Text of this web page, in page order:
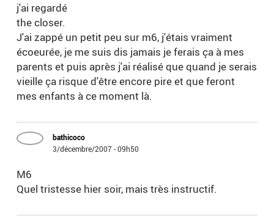
j'ai regardé
the closer.
J'ai zappé un petit peu sur m6, j'étais vraiment
écoeurée, je me suis dis jamais je ferais ça à mes
parents et puis après j'ai réalisé que quand je serais
vieille ça risque d'être encore pire et que feront
mes enfants à ce moment là.
bathicoco
3/décembre/2007 - 09h50
M6
Quel tristesse hier soir, mais très instructif.